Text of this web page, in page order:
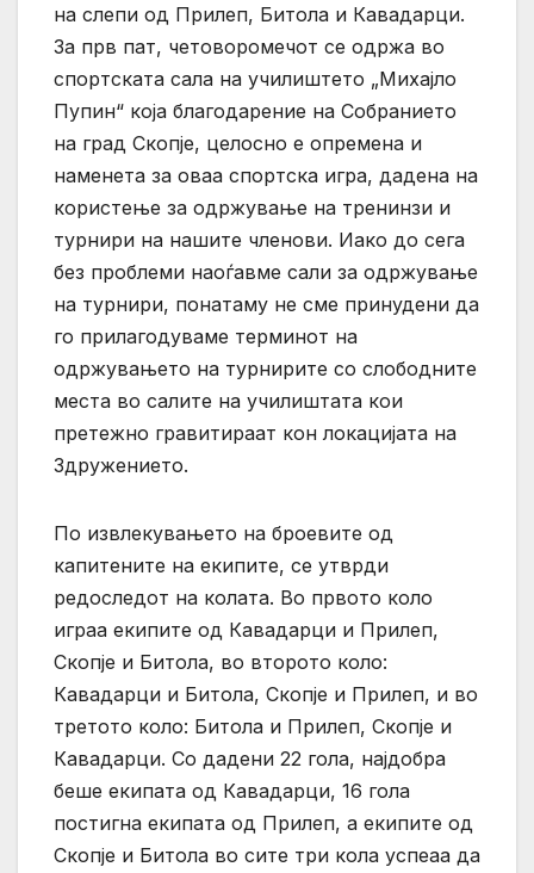
на слепи од Прилеп, Битола и Кавадарци.
За прв пат, четоворомечот се одржа во
спортската сала на училиштето „Михајло
Пупин“ која благодарение на Собранието
на град Скопје, целосно е опремена и
наменета за оваа спортска игра, дадена на
користење за одржување на тренинзи и
турнири на нашите членови. Иако до сега
без проблеми наоѓавме сали за одржување
на турнири, понатаму не сме принудени да
го прилагодуваме терминот на
одржувањето на турнирите со слободните
места во салите на училиштата кои
претежно гравитираат кон локацијата на
Здружението.
По извлекувањето на броевите од
капитените на екипите, се утврди
редоследот на колата. Во првото коло
играа екипите од Кавадарци и Прилеп,
Скопје и Битола, во второто коло:
Кавадарци и Битола, Скопје и Прилеп, и во
третото коло: Битола и Прилеп, Скопје и
Кавадарци. Со дадени 22 гола, најдобра
беше екипата од Кавадарци, 16 гола
постигна екипата од Прилеп, а екипите од
Скопје и Битола во сите три кола успеаа да